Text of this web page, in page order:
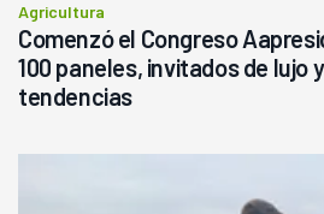
Agricultura
Comenzó el Congreso
100 paneles, invitados de lujo
tendencias